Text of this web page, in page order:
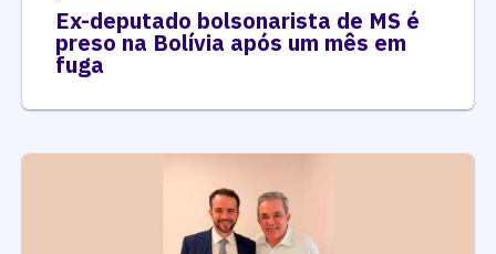
Ex-deputado bolsonarista de MS é
preso na Bolívia após um mês em
fuga